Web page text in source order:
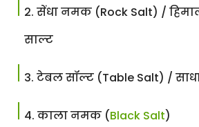
सेंधा नमक (Rock Salt) /
साल्ट
टेबल सॉल्ट (Table Salt) /
काला नमक (Black Salt)